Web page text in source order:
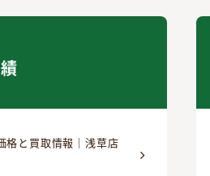
格と買取情報｜浅草店